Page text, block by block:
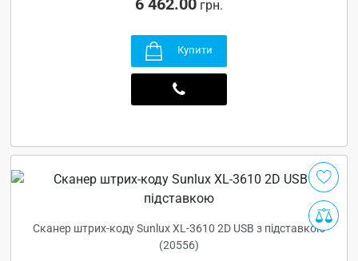
6 462.00 грн.
Купити
Сканер штрих-коду Sunlux XL-3610 2D USB з підставкою
(20556)